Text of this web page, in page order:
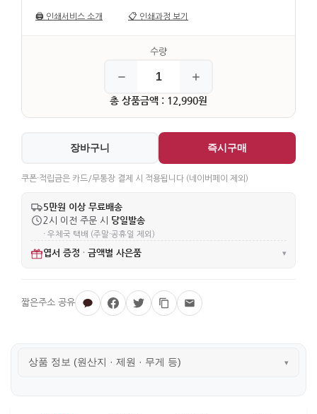
🖨️ 인쇄서비스 소개 📋 인쇄과정 보기
총 상품금액 : 12,990원
장바구니 즉시구매
쿠폰·적립금은 카드/무통장 결제 시 적용됩니다 (네이버페이 제외)
5만원 이상 무료배송
2시 이전 주문 시 당일발송
· 우체국 택배 (주말·공휴일 제외)
엽서 증정 · 금액별 사은품 ▾
상품 정보 (원산지 · 제원 · 무게 등) ▾